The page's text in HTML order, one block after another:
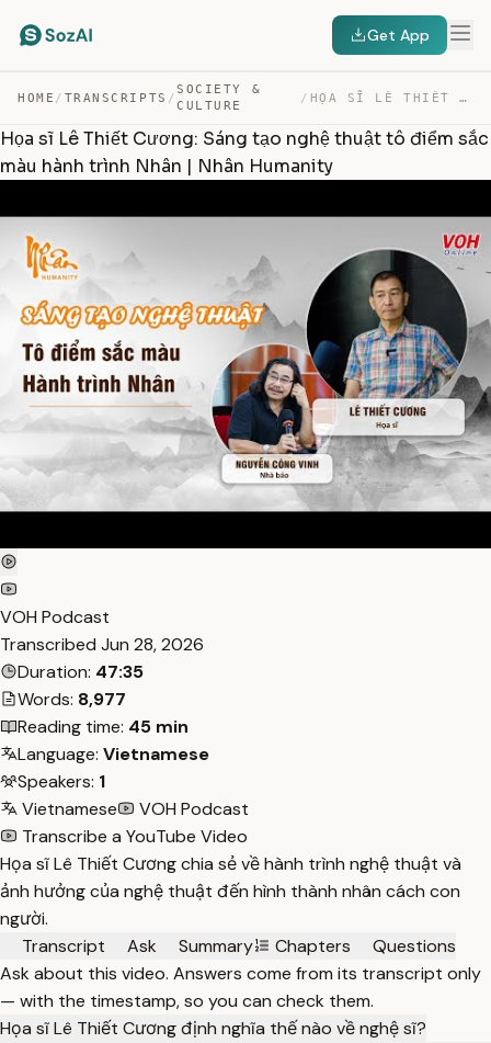
Get App
HOME / TRANSCRIPTS /
SOCIETY &
CULTURE
/ HỌA SĨ LÊ THIẾT CƯƠNG: SÁNG TẠO NGHỆ THUẬT TÔ ĐIỂM SẮC … — TRANSCRIPT
Họa sĩ Lê Thiết Cương: Sáng tạo nghệ thuật tô điểm sắc
màu hành trình Nhân | Nhân Humanity
VOH Podcast
Transcribed Jun 28, 2026
Duration: 47:35
Words: 8,977
Reading time: 45 min
Language: Vietnamese
Speakers: 1
Vietnamese
VOH Podcast
Transcribe a YouTube Video
Họa sĩ Lê Thiết Cương chia sẻ về hành trình nghệ thuật và
ảnh hưởng của nghệ thuật đến hình thành nhân cách con
người.
Transcript
Ask Summary Chapters
Questions
Ask about this video. Answers come from its transcript only
— with the timestamp, so you can check them.
Họa sĩ Lê Thiết Cương định nghĩa thế nào về nghệ sĩ?